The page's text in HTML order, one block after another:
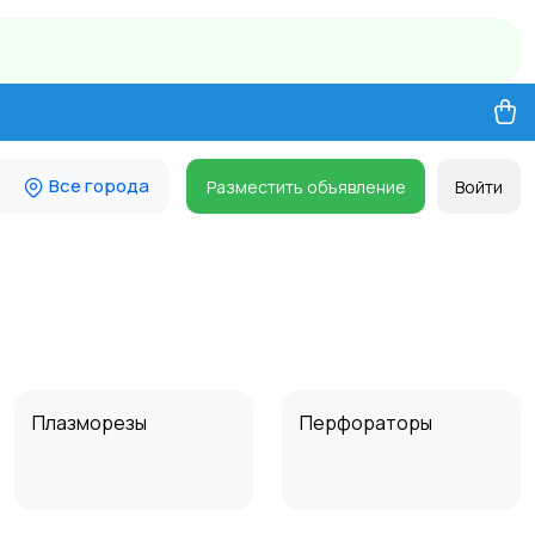
Все города Разместить объявление Войти
Плазморезы Перфораторы